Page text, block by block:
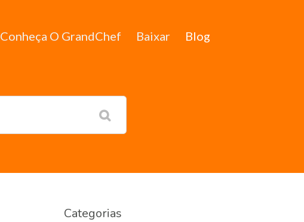
Conheça O GrandChef Baixar Blog
Categorias